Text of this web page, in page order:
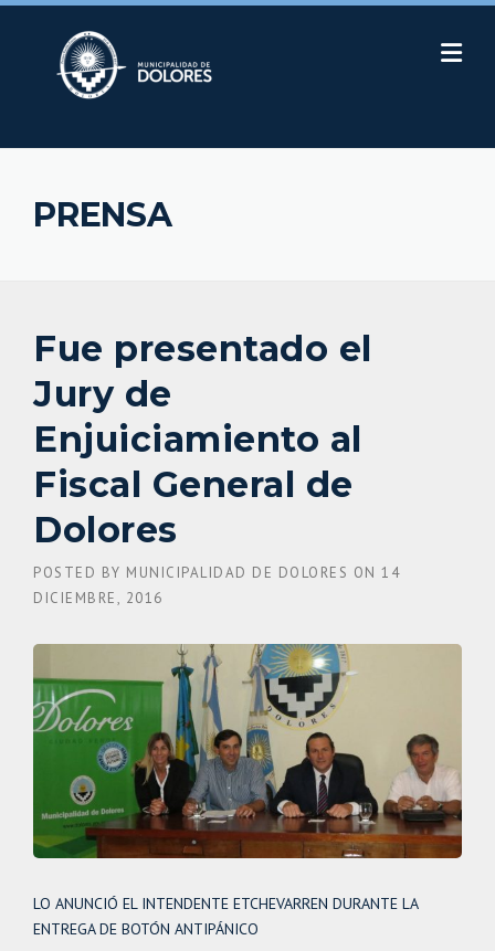
Skip
PRENSA
Fue presentado el
Jury de
Enjuiciamiento al
Fiscal General de
Dolores
POSTED BY MUNICIPALIDAD DE DOLORES ON 14
DICIEMBRE, 2016
LO ANUNCIÓ EL INTENDENTE ETCHEVARREN DURANTE LA
ENTREGA DE BOTÓN ANTIPÁNICO